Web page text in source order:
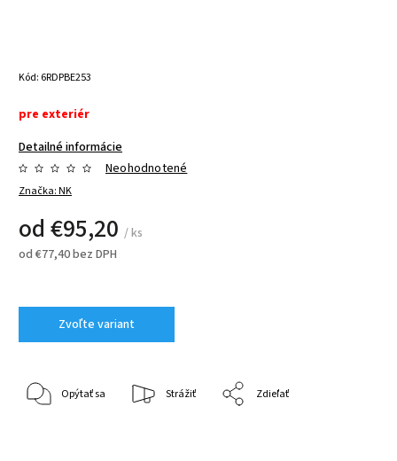
Kód: 6RDPBE253
pre exteriér
Detailné informácie
Značka:NK
Neohodnotené
od €95,20 / ks
od €77,40bez DPH
Zvoľte variant
Opýtať sa Strážiť Zdieľať